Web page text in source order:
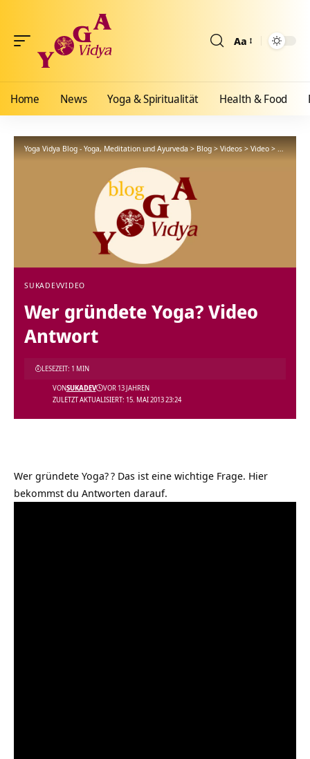
Aa
Home News Yoga & Spiritualität Health & Food
Yoga Vidya Blog - Yoga, Meditation und Ayurveda>Blog>Videos>Video>Wer
SUKADEVVIDEO
Wer gründete Yoga? Video
Antwort
ZULETZT AKTUALISIERT: 15. MAI 2013 23:24
VONSUKADEV VOR 13 JAHREN
LESEZEIT: 1 MIN
Wer gründete Yoga?? Das ist eine wichtige Frage. Hier
bekommst du Antworten darauf.